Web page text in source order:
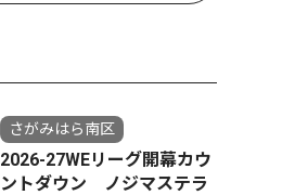
さがみはら南区
2026-27WEリーグ開幕カウ
ントダウン ノジマステラ